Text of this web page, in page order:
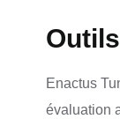
Enactus
évaluation